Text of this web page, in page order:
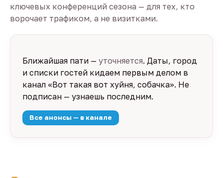
ключевых конференций сезона — для тех, кто
ворочает трафиком, а не визитками.
Ближайшая пати — уточняется. Даты, город
и списки гостей кидаем первым делом в
канал «Вот такая вот хуйня, собачка». Не
подписан — узнаешь последним.
Все анонсы — в канале